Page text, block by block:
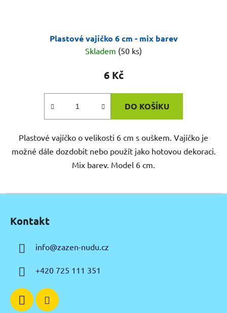
Plastové vajíčko 6 cm - mix barev
Skladem (50 ks)
6 Kč
DO KOŠÍKU
Plastové vajíčko o velikosti 6 cm s ouškem. Vajíčko je
možné dále dozdobit nebo použít jako hotovou dekoraci.
Mix barev. Model 6 cm.
Kontakt
info@zazen-nudu.cz
+420 725 111 351